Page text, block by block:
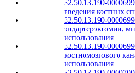
32.50.13.190-
введения костных
32.50.13.190-
эндартерэктомии,
использования
32.50.13.190-
костномозгового
использования